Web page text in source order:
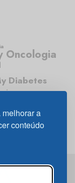
a
conteúdo
Oncologia
Diabetes